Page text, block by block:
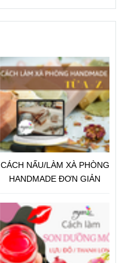
CÁCH NẤU/LÀM XÀ PHÒNG
HANDMADE ĐƠN GIẢN